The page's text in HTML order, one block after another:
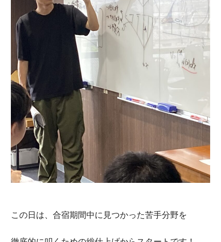
この日は、合宿期間中に見つかった苦手分野を